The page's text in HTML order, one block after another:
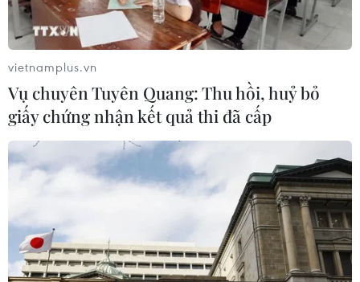
khiến xe bị thiêu rụi và 2 người tử vong.
vietnamplus.vn
Vụ chuyên Tuyên Quang: Thu hồi, huỷ bỏ
giấy chứng nhận kết quả thi đã cấp